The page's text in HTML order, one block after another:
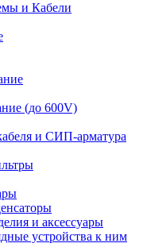
и Кабели
(до 600V)
и СИП-арматура
и аксессуары
устройства к ним